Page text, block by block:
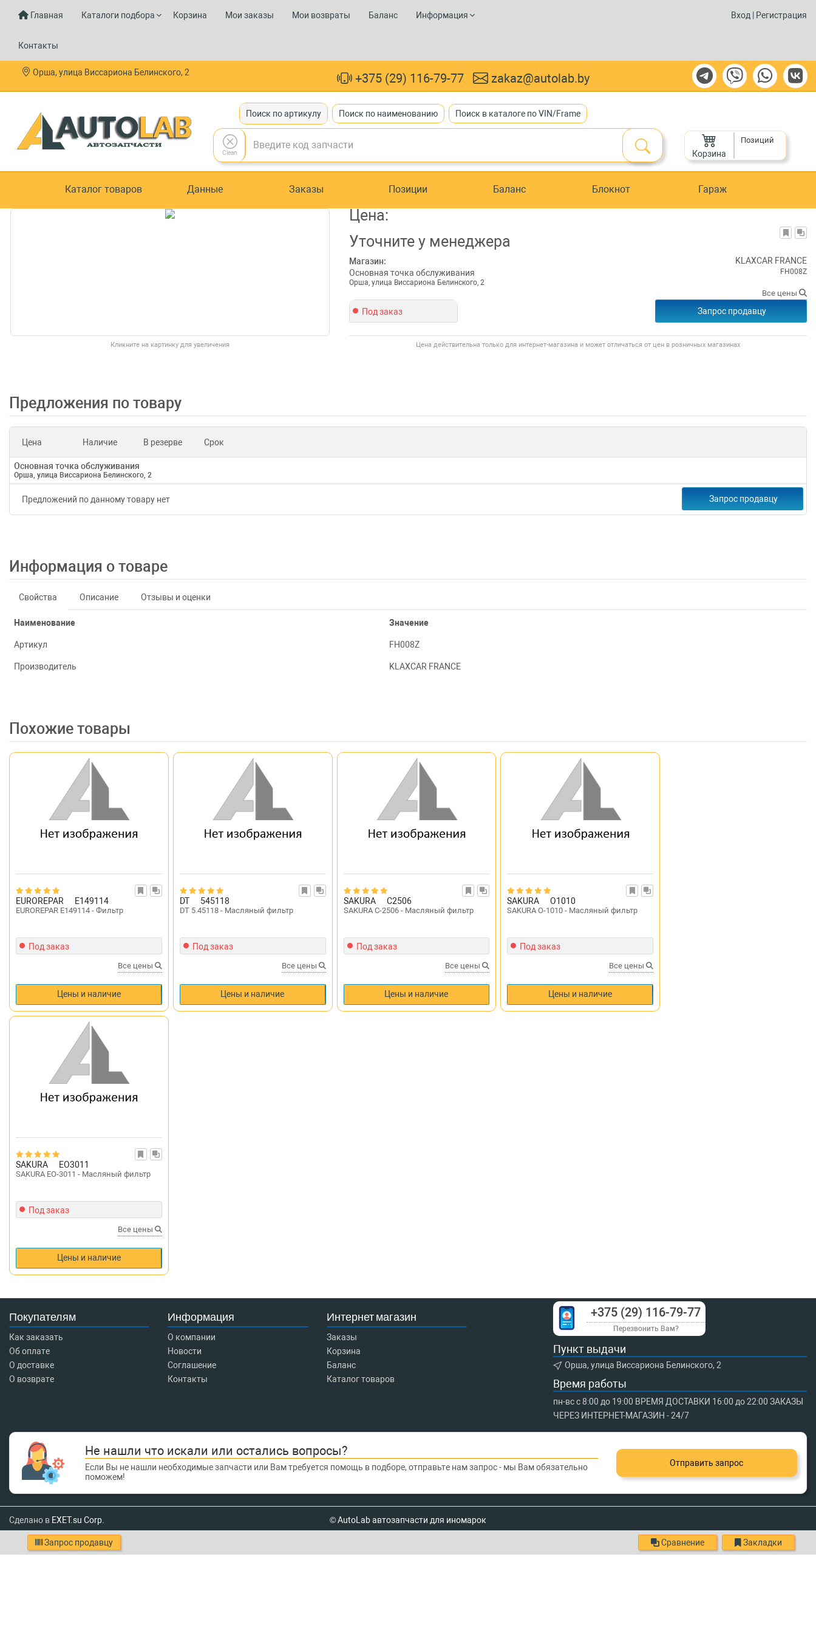
Главная Каталоги подбора Корзина Мои заказы Мои возвраты Баланс Информация
Контакты
Вход Регистрация
Орша, улица Виссариона Белинского, 2 +375 (29) 116-79-77 zakaz@autolab.by
Поиск по артикулу Поиск по наименованию Поиск в каталоге по VIN/Frame
Clean Корзина
Позиций
Каталог товаров Данные Заказы Позиции Баланс Блокнот Гараж
Кликните на картинку для увеличения
Цена:
Уточните у менеджера
Магазин:
Основная точка обслуживания
Орша, улица Виссариона Белинского, 2
KLAXCAR FRANCE
FH008Z
Все цены
Под заказ Запрос продавцу
Цена действительна только для интернет-магазина и может отличаться от цен в розничных магазинах
Предложения по товару
Цена Наличие В резерве Срок
Основная точка обслуживания
Орша, улица Виссариона Белинского, 2
Предложений по данному товару нет Запрос продавцу
Информация о товаре
Свойства Описание Отзывы и оценки
Наименование Значение
Артикул FH008Z
Производитель KLAXCAR FRANCE
Похожие товары
EUROREPAR E149114
EUROREPAR E149114 - Фильтр
Под заказ
Все цены
Цены и наличие
DT 545118
DT 5.45118 - Масляный фильтр
Под заказ
Все цены
Цены и наличие
SAKURA C2506
SAKURA C-2506 - Масляный фильтр
Под заказ
Все цены
Цены и наличие
SAKURA O1010
SAKURA O-1010 - Масляный фильтр
Под заказ
Все цены
Цены и наличие
SAKURA EO3011
SAKURA EO-3011 - Масляный фильтр
Под заказ
Все цены
Цены и наличие
Покупателям
Как заказать
Об оплате
О доставке
О возврате
Информация
О компании
Новости
Соглашение
Контакты
Интернет магазин
Заказы
Корзина
Баланс
Каталог товаров
+375 (29) 116-79-77
Перезвонить Вам?
Пункт выдачи
Орша, улица Виссариона Белинского, 2
Время работы
пн-вс с 8:00 до 19:00 ВРЕМЯ ДОСТАВКИ 16:00 до 22:00 ЗАКАЗЫ
ЧЕРЕЗ ИНТЕРНЕТ-МАГАЗИН - 24/7
Не нашли что искали или остались вопросы?
Если Вы не нашли необходимые запчасти или Вам требуется помощь в подборе, отправьте нам запрос - мы Вам обязательно
поможем!
Отправить запрос
Сделано в EXET.su Corp. © AutoLab автозапчасти для иномарок
Запрос продавцу Сравнение Закладки